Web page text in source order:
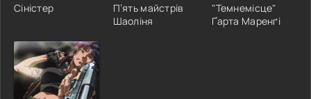
Сіністер
П’ять майстрів
Шаоліня
"Темнемісце"
Ґарта Маренґі